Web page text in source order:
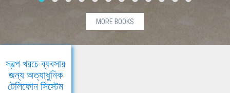
MORE BOOKS
স্বল্প খরচে ব্যবসার
জন্য অত্যাধুনিক
টেলিফোন সিস্টেম